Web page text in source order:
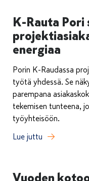
K-Rauta Pori
energiaa
Porin K-Raudassa
työtä yhdessä. Se
parempana
tekemisen tunteena,
työyhteisöön.
Lue juttu
Vuoden